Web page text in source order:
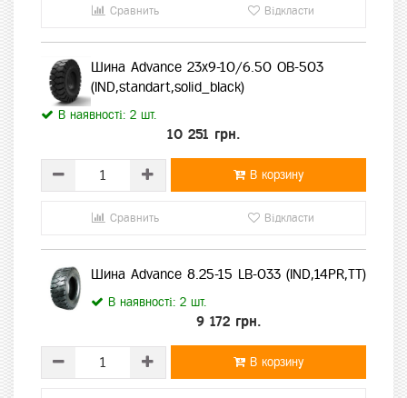
Сравнить Відкласти
Шина Advance 23х9-10/6.50 OB-503
(IND,standart,solid_black)
В наявності: 2 шт.
10 251 грн.
В корзину
Сравнить Відкласти
Шина Advance 8.25-15 LB-033 (IND,14PR,TT)
В наявності: 2 шт.
9 172 грн.
В корзину